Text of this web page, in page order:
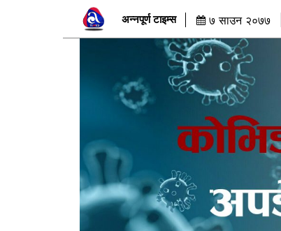
अन्नपूर्ण टाइम्स ७ साउन २०७७